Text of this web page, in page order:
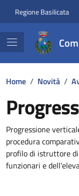
Regione Basilicata
Home / Novità /
Dettagli
Progressione
procedura
profilo di istruttore
funzionari e